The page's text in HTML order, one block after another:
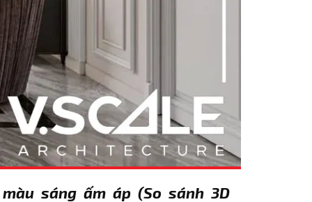
sáng ấm áp (So sánh 3D